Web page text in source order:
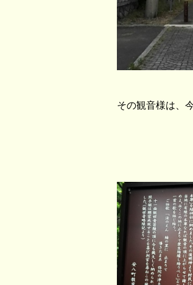
その観音様は、